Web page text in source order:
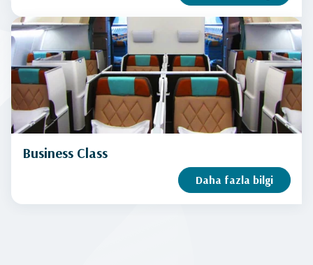
Business Class
Daha fazla bilgi